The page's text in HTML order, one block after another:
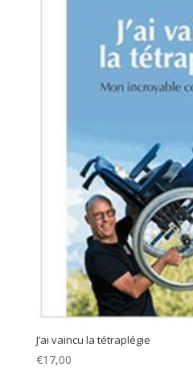
J’ai vaincu la tétraplégie
€17,00